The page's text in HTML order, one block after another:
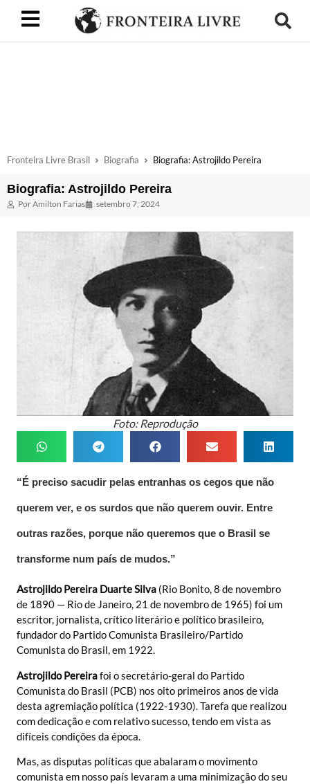
Fronteira Livre Brasil Biografia Biografia: Astrojildo Pereira
Biografia: Astrojildo Pereira
PorAmilton Farias setembro 7, 2024
Foto: Reprodução
“É preciso sacudir pelas entranhas os cegos que não
querem ver, e os surdos que não querem ouvir. Entre
outras razões, porque não queremos que o Brasil se
transforme num país de mudos.”
Astrojildo Pereira Duarte Silva (Rio Bonito, 8 de novembro
de 1890 — Rio de Janeiro, 21 de novembro de 1965) foi um
escritor, jornalista, crítico literário e político brasileiro,
fundador do Partido Comunista Brasileiro/Partido
Comunista do Brasil, em 1922.
Astrojildo Pereirafoi o secretário-geral do Partido
Comunista do Brasil (PCB) nos oito primeiros anos de vida
desta agremiação política (1922-1930). Tarefa que realizou
com dedicação e com relativo sucesso, tendo em vista as
difíceis condições da época.
Mas, as disputas políticas que abalaram o movimento
comunista em nosso país levaram a uma minimização do seu